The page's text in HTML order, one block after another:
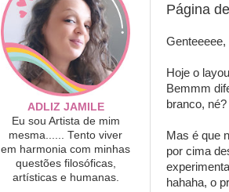
Página
Genteeeee,
Hoje o
Bemmm
branco, né?
Mas é que
por cima
hahaha, o
ADLIZ JAMILE
Eu sou Artista de mim
mesma...... Tento viver
em harmonia com minhas
questões filosóficas,
artísticas e humanas.